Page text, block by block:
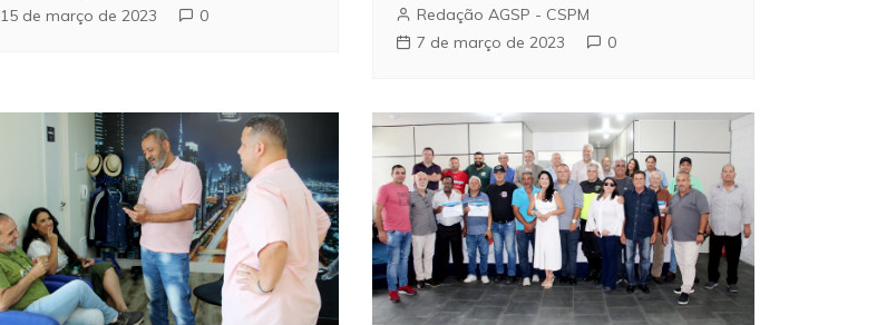
15 de março de 2023
0
Redação AGSP - CSPM
7 de março de 2023
0